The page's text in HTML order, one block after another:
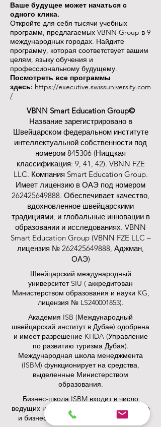
Ваше будущее может начаться с
одного клика.
Откройте для себя тысячи учебных
программ, предлагаемых VBNN Group в 9
международных городах. Найдите
программу, которая соответствует вашим
целям, языку обучения и
профессиональному будущему.
Посмотреть все программы
здесь: https://executive.swissuniversity.com
/
VBNN Smart Education Group©
Название зарегистрировано в
Швейцарском федеральном институте
интеллектуальной собственности под
номером 845306 (Ниццкая
классификация: 9, 41, 42). VBNN FZE
LLC. Компания Smart Education Group.
Имеет лицензию в ОАЭ под номером
262425649888. Обеспечивает качество,
вдохновленное швейцарскими
традициями, и глобальные инновации в
образовании и исследованиях. VBNN
Smart Education Group (VBNN FZE LLC –
лицензия № 262425649888, Аджман,
ОАЭ)
Швейцарский международный
университет SIU ( аккредитован
Министерством образования и науки KG,
лицензия № LS240001853).
Академия ISB (Международный
швейцарский институт в Дубае) одобрена
и имеет разрешение KHDA (Управление
по развитию туризма Дубая).
Международная школа менеджмента
(ISBM) функционирует на средства,
выделенные Министерством
образования.
Бизнес-школа ISBM входит в число
ведущих независимых школ гостиничного
и бизнес-менеджмента в Швейцарии.